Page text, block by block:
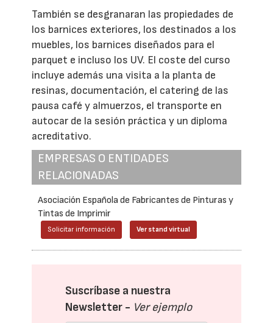
También se desgranaran las propiedades de
los barnices exteriores, los destinados a los
muebles, los barnices diseñados para el
parquet e incluso los UV. El coste del curso
incluye además una visita a la planta de
resinas, documentación, el catering de las
pausa café y almuerzos, el transporte en
autocar de la sesión práctica y un diploma
acreditativo.
EMPRESAS O ENTIDADES
RELACIONADAS
Asociación Española de Fabricantes de Pinturas y
Tintas de Imprimir
Solicitar información Ver stand virtual
Suscríbase a nuestra
Newsletter - Ver ejemplo